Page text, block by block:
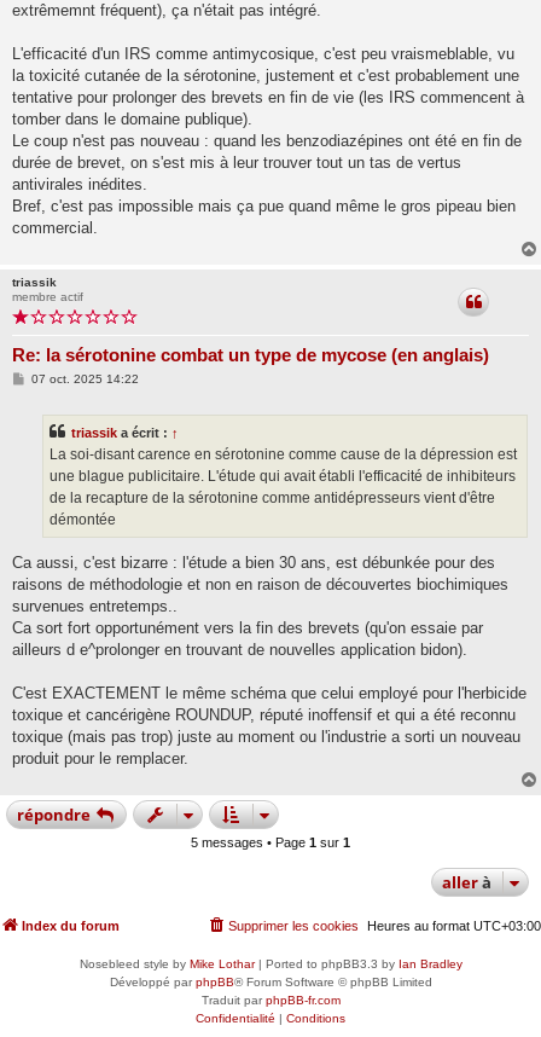
extrêmemnt fréquent), ça n'était pas intégré.
L'efficacité d'un IRS comme antimycosique, c'est peu vraismeblable, vu
la toxicité cutanée de la sérotonine, justement et c'est probablement une
tentative pour prolonger des brevets en fin de vie (les IRS commencent à
tomber dans le domaine publique).
Le coup n'est pas nouveau : quand les benzodiazépines ont été en fin de
durée de brevet, on s'est mis à leur trouver tout un tas de vertus
antivirales inédites.
Bref, c'est pas impossible mais ça pue quand même le gros pipeau bien
commercial.
triassik
membre actif
Re: la sérotonine combat un type de mycose (en anglais)
M07 oct. 2025 14:22
triassik a écrit : ↑
La soi-disant carence en sérotonine comme cause de la dépression est
une blague publicitaire. L'étude qui avait établi l'efficacité de inhibiteurs
de la recapture de la sérotonine comme antidépresseurs vient d'être
démontée
Ca aussi, c'est bizarre : l'étude a bien 30 ans, est débunkée pour des
raisons de méthodologie et non en raison de découvertes biochimiques
survenues entretemps..
Ca sort fort opportunément vers la fin des brevets (qu'on essaie par
ailleurs d e^prolonger en trouvant de nouvelles application bidon).
C'est EXACTEMENT le même schéma que celui employé pour l'herbicide
toxique et cancérigène ROUNDUP, réputé inoffensif et qui a été reconnu
toxique (mais pas trop) juste au moment ou l'industrie a sorti un nouveau
produit pour le remplacer.
répondre
5 messages • Page 1 sur 1
allerà
Index du forum Heures au format UTC+03:00
Supprimer les cookies
Nosebleed style by Mike Lothar| Ported to phpBB3.3 by Ian Bradley
Développé parphpBB® Forum Software © phpBB Limited
Traduit parphpBB-fr.com
Confidentialité
Conditions